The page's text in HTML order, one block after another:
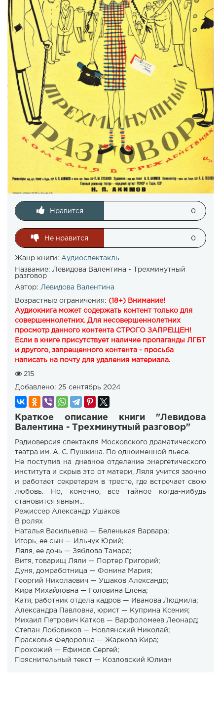
Нравится 0
Не нравится 0
Жанр книги: Аудиоспектакль
Название: Левидова Валентина - Трехминутный
разговор
Автор: Левидова Валентина
Возрастные ограничения: (18+) Внимание!
Аудиокнига может содержать контент только для
совершеннолетних. Для несовершеннолетних
просмотр данного контента СТРОГО ЗАПРЕЩЕН!
Если в книге присутствует наличие пропаганды ЛГБТ
и другого, запрещенного контента - просьба
написать на почту для удаления материала.
215
Добавлено: 25 сентябрь 2024
Краткое описание книги "Левидова
Валентина - Трехминутный разговор"
Радиоверсия спектакля Московского драматического
театра им. А. С. Пушкина. По одноименной пьесе.
Не поступив на дневное отделение энергетического
института и скрыв это от матери, Ляля учится заочно
и работает секретарем в тресте, где встречает свою
любовь. Но, конечно, все тайное когда-нибудь
становится явным...
Режиссер Александр Ушаков
В ролях
Наталья Васильевна — Беленькая Варвара;
Игорь, ее сын — Ильчук Юрий;
Ляля, ее дочь — Зяблова Тамара;
Витя, товарищ Ляли — Портер Григорий;
Дуня, домработница — Фонина Мария;
Георгий Николаевич — Ушаков Александр;
Кира Михайловна — Головина Елена;
Катя, работник отдела кадров — Иванова Людмила;
Александра Павловна, юрист — Куприна Ксения;
Михаил Петрович Катков — Варфоломеев Леонард;
Степан Лобовиков — Новлянский Николай;
Прасковья Федоровна — Жаркова Кира;
Прохожий — Ефимов Сергей;
Пояснительный текст — Козловский Юлиан